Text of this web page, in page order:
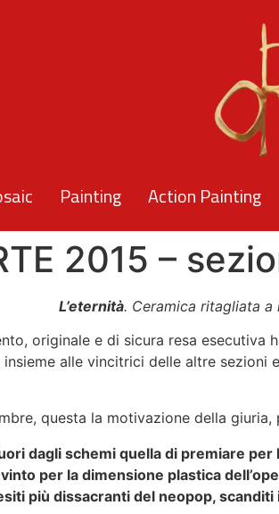
Painting Action Painting
2015 –
L’eternità. Ceramica ritagliata a
originale e di sicura resa esecutiva
insieme alle vincitrici delle altre
questa la motivazione della
dagli schemi quella di premiare
per la dimensione plastica
più dissacranti del neopop,